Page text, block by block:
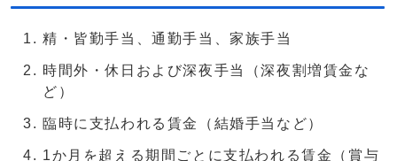
精・皆勤手当、通勤手当、家族手当
時間外・休日および深夜手当（深夜割増賃金な
ど）
臨時に支払われる賃金（結婚手当など）
1か月を超える期間ごとに支払われる賃金（賞与